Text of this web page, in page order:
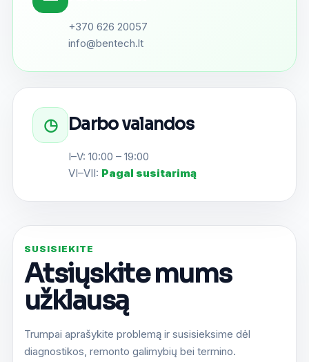
+370 626 20057
info@bentech.lt
◷ Darbo valandos
I–V: 10:00 – 19:00
VI–VII: Pagal susitarimą
SUSISIEKITE
Atsiųskite mums
užklausą
Trumpai aprašykite problemą ir susisieksime dėl
diagnostikos, remonto galimybių bei termino.